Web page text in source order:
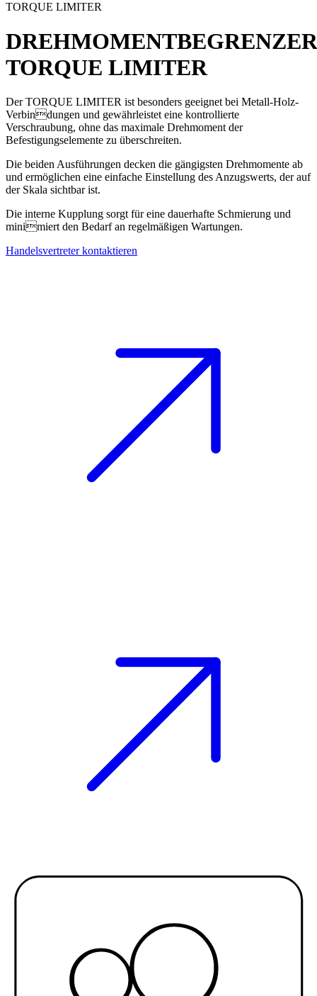
TORQUE LIMITER
DREHMOMENTBEGRENZER
TORQUE LIMITER
Der TORQUE LIMITER ist besonders geeignet bei Metall-Holz-
Verbindungen und gewährleistet eine kontrollierte
Verschraubung, ohne das maximale Drehmoment der
Befestigungselemente zu überschreiten.
Die beiden Ausführungen decken die gängigsten Drehmomente ab
und ermöglichen eine einfache Einstellung des Anzugswerts, der auf
der Skala sichtbar ist.
Die interne Kupplung sorgt für eine dauerhafte Schmierung und
minimiert den Bedarf an regelmäßigen Wartungen.
Handelsvertreter kontaktieren